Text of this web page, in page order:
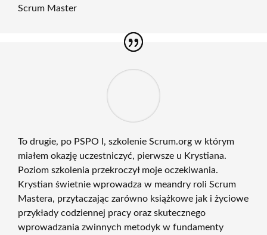
Scrum Master
To drugie, po PSPO I, szkolenie Scrum.org w którym
miałem okazję uczestniczyć, pierwsze u Krystiana.
Poziom szkolenia przekroczył moje oczekiwania.
Krystian świetnie wprowadza w meandry roli Scrum
Mastera, przytaczając zarówno książkowe jak i życiowe
przykłady codziennej pracy oraz skutecznego
wprowadzania zwinnych metodyk w fundamenty